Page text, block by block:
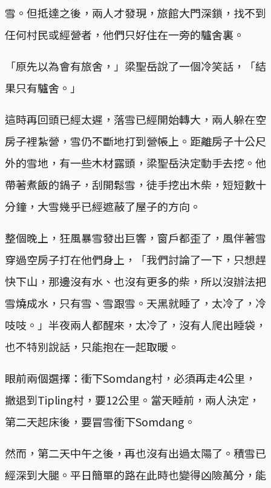
雪。但抵達之後，兩人才發現，旅館大門深鎖，找不到
任何村民或經營者，他們只好住在一旁的驢舍裏。
「原先以為會有旅舍，」梁聖岳說了一個冷笑話，「結
果只有驢舍。」
這時再回頭已經太遲，落雪已經開始轉大，兩人躲在空
房子裡紮營，雪仍不斷地打到營帳上。距離房子十公尺
外的雪地，有一些木材露頭，梁聖岳決定動手去挖。他
帶著煮飯的鍋子，刮開鬆雪，徒手挖出木柴，短短數十
分鐘，大雪幾乎已經遮蔽了屋子的方向。
整個晚上，狂風暴雪發出巨響，窗戶都歪了，風伴著雪
穿過空房子打在他們身上，「我們討論了一下，只想趕
快下山，那邊沒有水、也沒有更多的柴，所以沒辦法把
雪燒成水，只有雪、雪跟雪。天黑就睡了，太冷了，冷
吱吱。」半夜兩人都醒來，太冷了，沒有人爬出睡袋，
也不特別說話，只能抱在一起取暖。
眼前兩個選擇：衝下Somdang村，必須再走4公里，
撤退到Tipling村，要12公里。當天睡前，兩人決定，
第二天起床後，要冒雪衝下Somdang。
然而，第二天中午之後，再也沒有出過太陽了。積雪已
經深到大腿。平日簡單的路在此時也變得凶險萬分，能